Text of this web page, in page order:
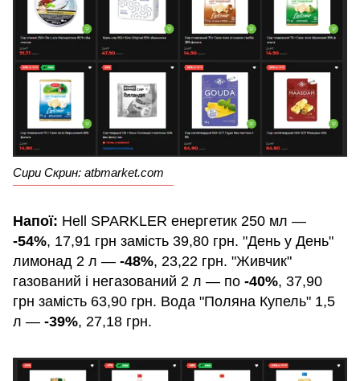
Сири Скрин: atbmarket.com
Напої: Hell SPARKLER енергетик 250 мл —
-54%, 17,91 грн замість 39,80 грн. "День у День"
лимонад 2 л — -48%, 23,22 грн. "Живчик"
газований і негазований 2 л — по -40%, 37,90
грн замість 63,90 грн. Вода "Поляна Купель" 1,5
л — -39%, 27,18 грн.